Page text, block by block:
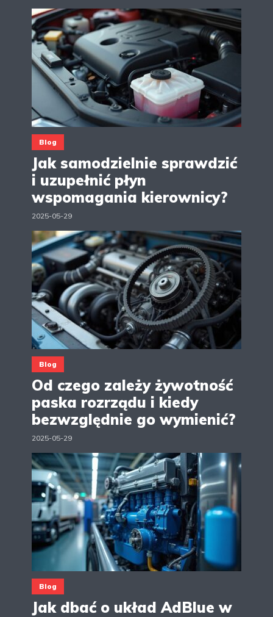
Blog
Jak samodzielnie sprawdzić
i uzupełnić płyn
wspomagania kierownicy?
2025-05-29
Blog
Od czego zależy żywotność
paska rozrządu i kiedy
bezwzględnie go wymienić?
2025-05-29
Blog
Jak dbać o układ AdBlue w